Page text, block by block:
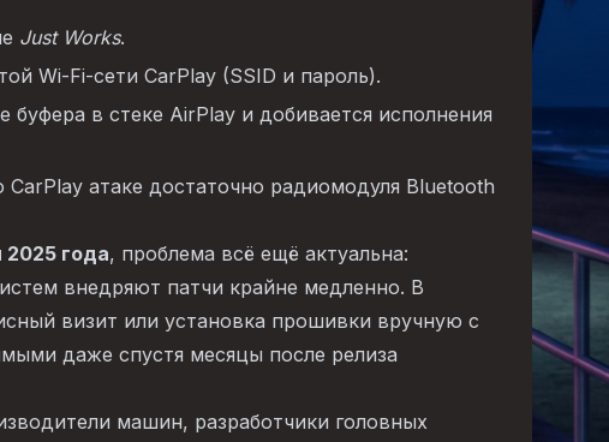
Just Works.
Wi-Fi-сети CarPlay (SSID и пароль).
в стеке AirPlay и добивается исполнения
атаке достаточно радиомодуля Bluetooth
2025 года, проблема всё ещё актуальна:
внедряют патчи крайне медленно. В
визит или установка прошивки вручную с
даже спустя месяцы после релиза
машин, разработчики головных